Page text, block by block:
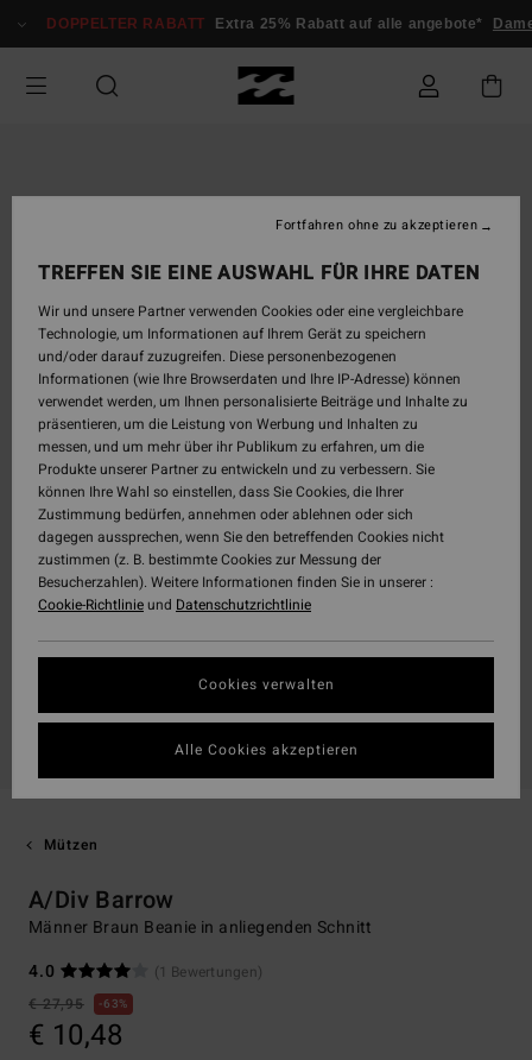
zur
springen
DOPPELTER RABATT Extra 25% Rabatt auf alle angebote* Damen
Mützen
A/Div Barrow
Männer Braun Beanie in anliegenden Schnitt
4.0
(1 Bewertungen)
€ 27,95
63%
€ 10,48
TREFFEN SIE EINE AUSWAHL FÜR IHRE DATEN
Wir und unsere Partner verwenden Cookies oder eine vergleichbare
Technologie, um Informationen auf Ihrem Gerät zu speichern
und/oder darauf zuzugreifen. Diese personenbezogenen
Informationen (wie Ihre Browserdaten und Ihre IP-Adresse) können
verwendet werden, um Ihnen personalisierte Beiträge und Inhalte zu
präsentieren, um die Leistung von Werbung und Inhalten zu
messen, und um mehr über ihr Publikum zu erfahren, um die
Produkte unserer Partner zu entwickeln und zu verbessern. Sie
können Ihre Wahl so einstellen, dass Sie Cookies, die Ihrer
Zustimmung bedürfen, annehmen oder ablehnen oder sich
dagegen aussprechen, wenn Sie den betreffenden Cookies nicht
zustimmen (z. B. bestimmte Cookies zur Messung der
Besucherzahlen). Weitere Informationen finden Sie in unserer :
Cookie-Richtlinieund Datenschutzrichtlinie
Cookies verwalten
Fortfahren ohne zu akzeptieren
Alle Cookies akzeptieren